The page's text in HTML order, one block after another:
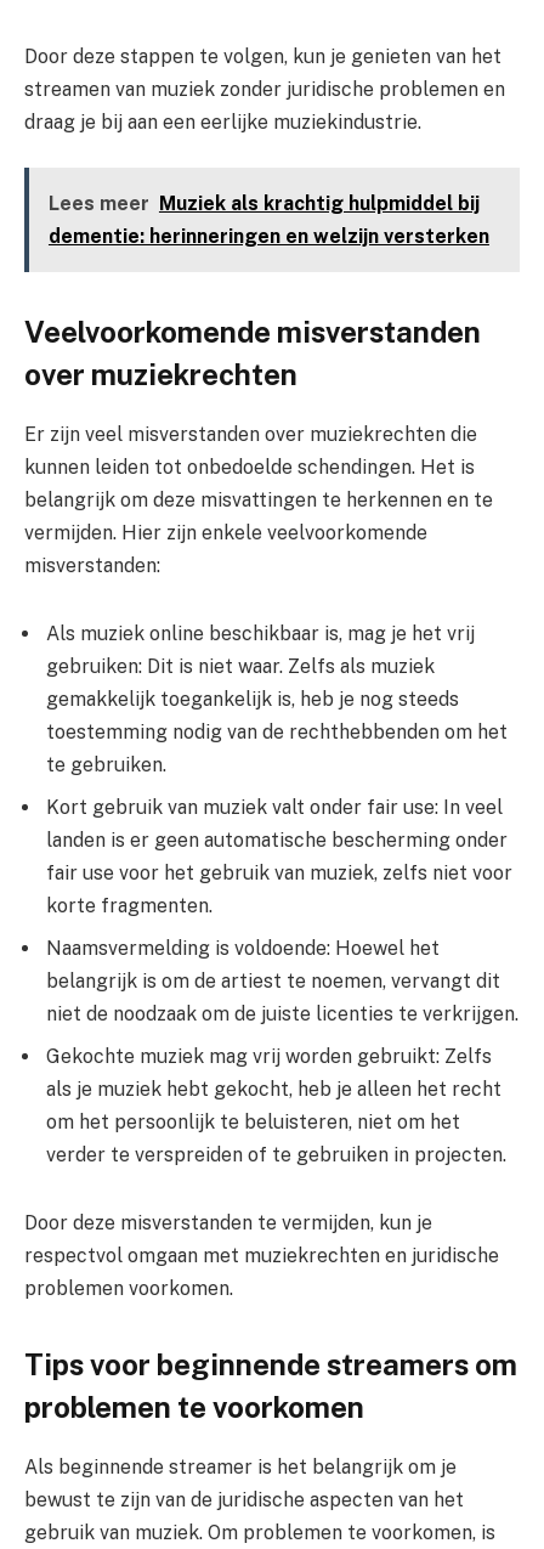
Door deze stappen te volgen, kun je genieten van het
streamen van muziek zonder juridische problemen en
draag je bij aan een eerlijke muziekindustrie.
Lees meer
Muziek als krachtig hulpmiddel bij
dementie: herinneringen en welzijn versterken
Veelvoorkomende misverstanden
over muziekrechten
Er zijn veel misverstanden over muziekrechten die
kunnen leiden tot onbedoelde schendingen. Het is
belangrijk om deze misvattingen te herkennen en te
vermijden. Hier zijn enkele veelvoorkomende
misverstanden:
Als muziek online beschikbaar is, mag je het vrij
gebruiken: Dit is niet waar. Zelfs als muziek
gemakkelijk toegankelijk is, heb je nog steeds
toestemming nodig van de rechthebbenden om het
te gebruiken.
Kort gebruik van muziek valt onder fair use: In veel
landen is er geen automatische bescherming onder
fair use voor het gebruik van muziek, zelfs niet voor
korte fragmenten.
Naamsvermelding is voldoende: Hoewel het
belangrijk is om de artiest te noemen, vervangt dit
niet de noodzaak om de juiste licenties te verkrijgen.
Gekochte muziek mag vrij worden gebruikt: Zelfs
als je muziek hebt gekocht, heb je alleen het recht
om het persoonlijk te beluisteren, niet om het
verder te verspreiden of te gebruiken in projecten.
Door deze misverstanden te vermijden, kun je
respectvol omgaan met muziekrechten en juridische
problemen voorkomen.
Tips voor beginnende streamers om
problemen te voorkomen
Als beginnende streamer is het belangrijk om je
bewust te zijn van de juridische aspecten van het
gebruik van muziek. Om problemen te voorkomen, is